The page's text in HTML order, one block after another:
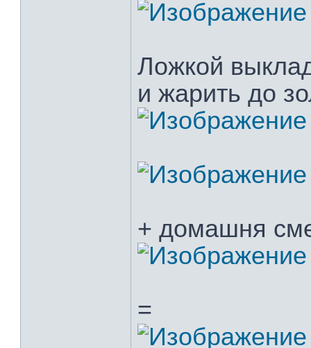
Ложкой
и жарить до
+ домашня
=